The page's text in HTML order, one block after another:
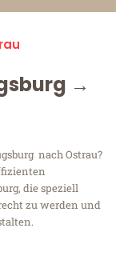
→
nach Ostrau?
die speziell
zu werden und